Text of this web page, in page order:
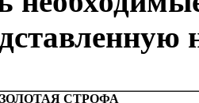
ЗОЛОТАЯ СТРОФА